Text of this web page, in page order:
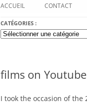
ACCUEIL CONTACT
CATÉGORIES :
Catégories
:
films on Youtube
I took the occasion of